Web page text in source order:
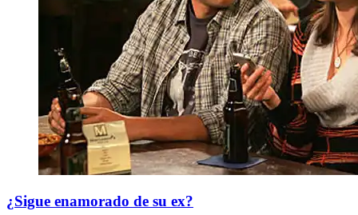
¿Sigue enamorado de su ex?